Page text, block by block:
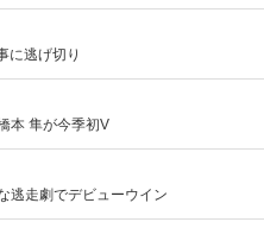
に逃げ切り
本 隼が今季初V
走劇でデビューウイン